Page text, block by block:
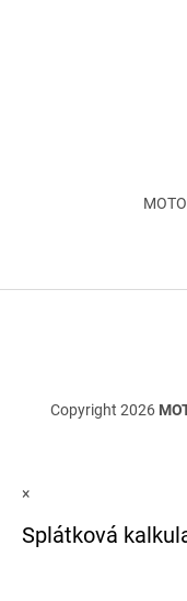
Copyright 2026
×
Splátková